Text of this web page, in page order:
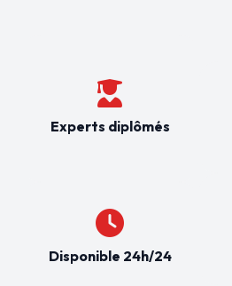
Experts diplômés
Disponible 24h/24